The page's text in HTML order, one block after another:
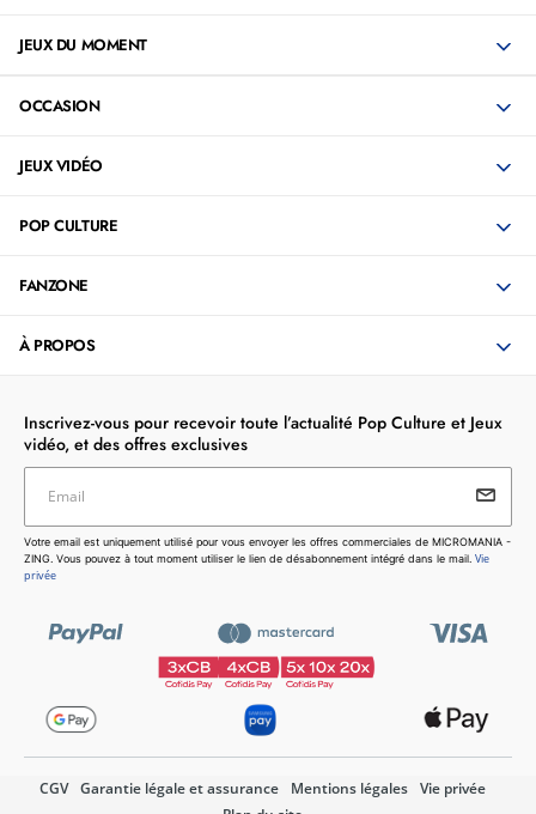
JEUX DU MOMENT
OCCASION
JEUX VIDÉO
POP CULTURE
FANZONE
À PROPOS
Inscrivez-vous pour recevoir toute l’actualité Pop Culture et Jeux
vidéo, et des offres exclusives
Votre email est uniquement utilisé pour vous envoyer les
offres commerciales de MICROMANIA - ZING. Vous pouvez
à tout moment utiliser le lien de désabonnement intégré dans
Email
Votre email est uniquement utilisé pour vous envoyer les offres commerciales de MICROMANIA -
ZING. Vous pouvez à tout moment utiliser le lien de désabonnement intégré dans le mail. Vie
privée
CGV Garantie légale et assurance Mentions légales
Vie privée